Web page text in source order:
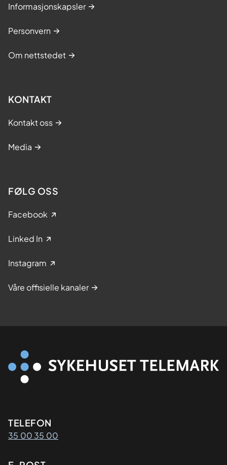
Informasjonskapsler
Personvern
Om nettstedet
KONTAKT
Kontakt oss
Media
FØLG OSS
Facebook
Linked In
Instagram
Våre offisielle kanaler
Kontaktinformasjon
TELEFON
35 00 35 00